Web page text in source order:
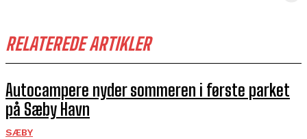
RELATEREDE ARTIKLER
Autocampere nyder sommeren i første parket
på Sæby Havn
SÆBY